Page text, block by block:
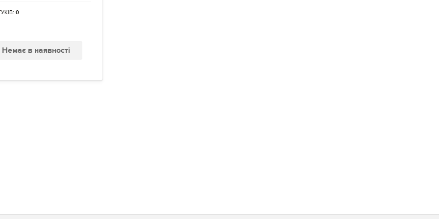
0
Немає в наявності